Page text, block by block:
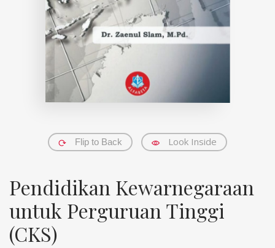
Flip to Back Look Inside
Pendidikan Kewarnegaraan
untuk Perguruan Tinggi
(CKS)